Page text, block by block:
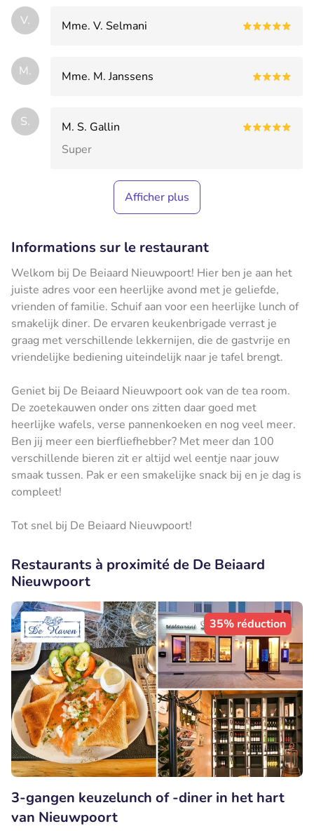
V. Mme. V. Selmani
M. Mme. M. Janssens
S.
M. S. Gallin
Super
Afficher plus
Informations sur le restaurant
Welkom bij De Beiaard Nieuwpoort! Hier ben je aan het
juiste adres voor een heerlijke avond met je geliefde,
vrienden of familie. Schuif aan voor een heerlijke lunch of
smakelijk diner. De ervaren keukenbrigade verrast je
graag met verschillende lekkernijen, die de gastvrije en
vriendelijke bediening uiteindelijk naar je tafel brengt.
Geniet bij De Beiaard Nieuwpoort ook van de tea room.
De zoetekauwen onder ons zitten daar goed met
heerlijke wafels, verse pannenkoeken en nog veel meer.
Ben jij meer een bierfliefhebber? Met meer dan 100
verschillende bieren zit er altijd wel eentje naar jouw
smaak tussen. Pak er een smakelijke snack bij en je dag is
compleet!
Tot snel bij De Beiaard Nieuwpoort!
Restaurants à proximité de De Beiaard
Nieuwpoort
35% réduction
3-gangen keuzelunch of -diner in het hart
van Nieuwpoort